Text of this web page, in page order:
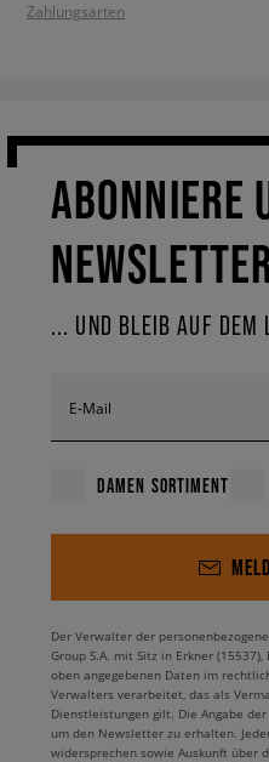
Zahlungsarten
ABONNIERE
... UND BLEIB AUF DEM
E-Mail
DAMEN SORTIMENT
Der Verwalter der
Group S.A. mit Sitz in Erkner
oben angegebenen Daten im
Verwalters verarbeitet, das als
Dienstleistungen gilt. Die Angabe
um den Newsletter zu erhalten.
widersprechen sowie Auskunft über